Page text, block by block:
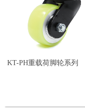
KT-PH重载荷脚轮系列